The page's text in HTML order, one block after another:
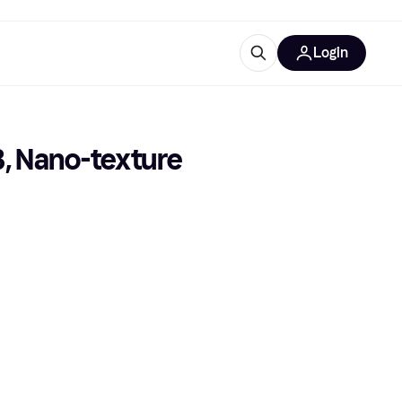
Login
Nano-texture